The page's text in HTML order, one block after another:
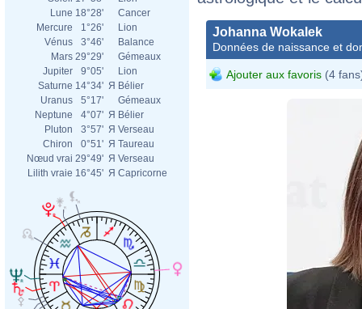
Lune 18°28'
Cancer
Mercure
1°26'
Lion
Vénus
3°46'
Balance
Mars 29°29'
Gémeaux
Jupiter
9°05'
Lion
Saturne 14°34' Я Bélier
Uranus
5°17'
Gémeaux
Neptune
4°07' Я Bélier
Pluton
3°57' Я Verseau
Chiron
0°51' Я Taureau
Nœud vrai 29°49' Я Verseau
Lilith vraie 16°45' Я Capricorne
Johanna Wokalek
Données de naissance et
Ajouter aux favoris (4